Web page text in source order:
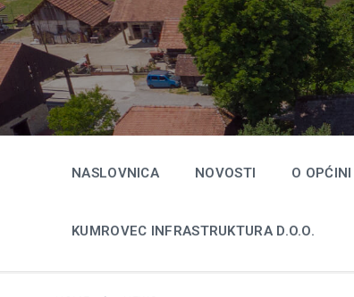
Skip
to
content
Skip
to
main
navigation
Skip
to
footer
NASLOVNICA NOVOSTI O OPĆINI
KUMROVEC INFRASTRUKTURA D.O.O.